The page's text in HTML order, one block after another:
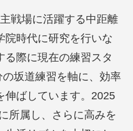
戦場に活躍する中距離
院時代に研究を行いな
る際に現在の練習スタ
坂道練習を軸に、効率
伸ばしています。2025
所属し、さらに高みを